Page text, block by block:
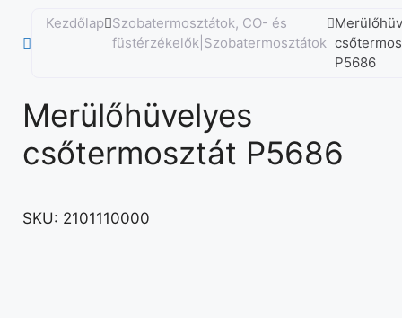
Kezdőlap Szobatermosztátok, CO- és
füstérzékelők|Szobatermosztátok
P5686
Merülőhüvelyes
csőtermosztát P5686
SKU: 2101110000